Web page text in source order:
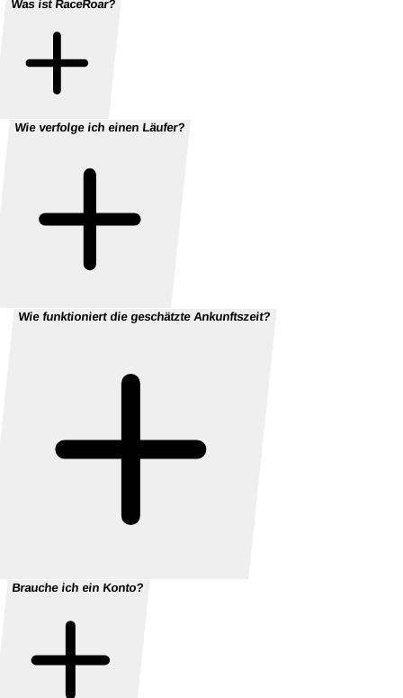
Was ist RaceRoar?
Wie verfolge ich einen Läufer?
Wie funktioniert die geschätzte Ankunftszeit?
Brauche ich ein Konto?